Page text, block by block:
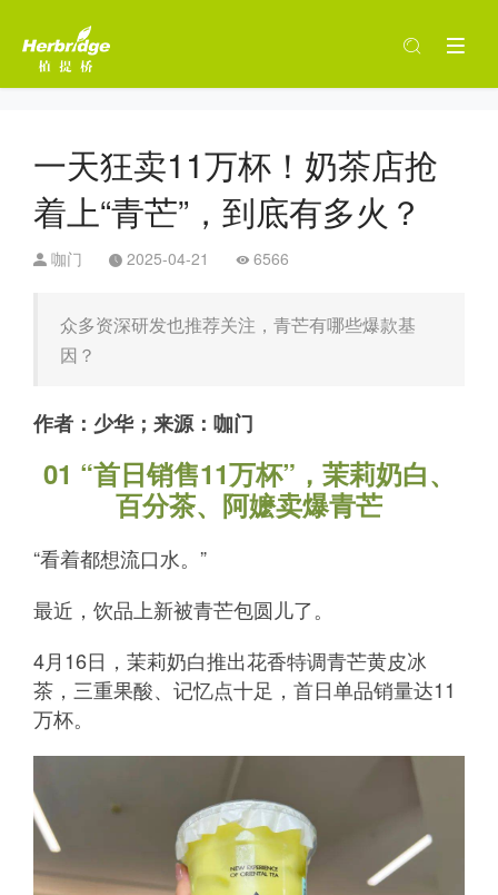
一天狂卖11万杯！奶茶店抢
着上“青芒”，到底有多火？
咖门 2025-04-21 6566
众多资深研发也推荐关注，青芒有哪些爆款基
因？
作者：少华；来源：咖门
01 “首日销售11万杯”，茉莉奶白、
百分茶、阿嬷卖爆青芒
“看着都想流口水。”
最近，饮品上新被青芒包圆儿了。
4月16日，茉莉奶白推出花香特调青芒黄皮冰
茶，三重果酸、记忆点十足，首日单品销量达11
万杯。